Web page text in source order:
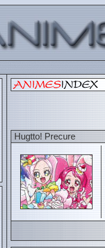
Hugtto! Precure